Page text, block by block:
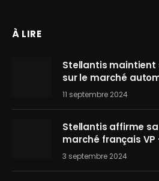
À LIRE
Stellantis maintient
sur le marché
11 septembre 2024
Stellantis affirme
marché français VP
3 septembre 2024